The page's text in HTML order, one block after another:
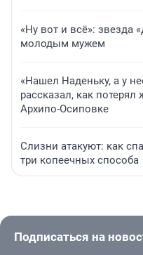
«Ну вот и всё»: звезда
молодым мужем
«Нашел Наденьку, а у
рассказал, как
Архипо-Осиповке
Слизни атакуют: как
три копеечных способа
Подписаться на